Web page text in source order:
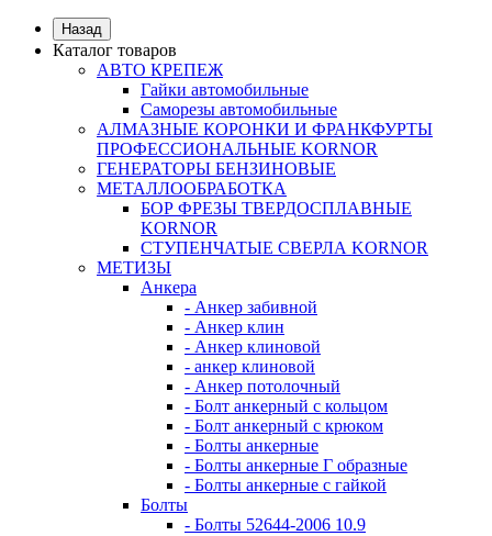
Назад
Каталог товаров
АВТО КРЕПЕЖ
Гайки автомобильные
Саморезы автомобильные
АЛМАЗНЫЕ КОРОНКИ И ФРАНКФУРТЫ
ПРОФЕССИОНАЛЬНЫЕ KORNOR
ГЕНЕРАТОРЫ БЕНЗИНОВЫЕ
МЕТАЛЛООБРАБОТКА
БОР ФРЕЗЫ ТВЕРДОСПЛАВНЫЕ
KORNOR
СТУПЕНЧАТЫЕ СВЕРЛА KORNОR
МЕТИЗЫ
Анкера
- Анкер забивной
- Анкер клин
- Анкер клиновой
- анкер клиновой
- Анкер потолочный
- Болт анкерный с кольцом
- Болт анкерный с крюком
- Болты анкерные
- Болты анкерные Г образные
- Болты анкерные с гайкой
Болты
- Болты 52644-2006 10.9